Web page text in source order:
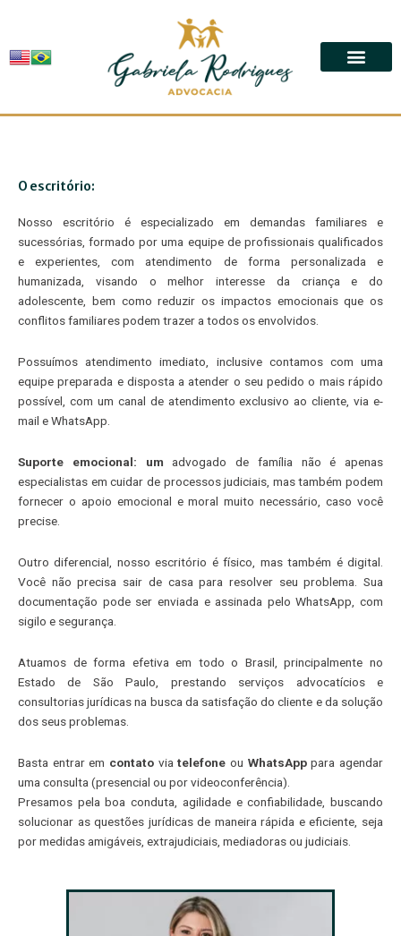
conteúdo
O escritório:
Nosso escritório é especializado em demandas familiares e
sucessórias, formado por uma equipe de profissionais qualificados
e experientes, com atendimento de forma personalizada e
humanizada, visando o melhor interesse da criança e do
adolescente, bem como reduzir os impactos emocionais que os
conflitos familiares podem trazer a todos os envolvidos.
Possuímos atendimento imediato, inclusive contamos com uma
equipe preparada e disposta a atender o seu pedido o mais rápido
possível, com um canal de atendimento exclusivo ao cliente, via e-
mail e WhatsApp.
Suporte emocional: um advogado de família não é apenas
especialistas em cuidar de processos judiciais, mas também podem
fornecer o apoio emocional e moral muito necessário, caso você
precise.
Outro diferencial, nosso escritório é físico, mas também é digital.
Você não precisa sair de casa para resolver seu problema. Sua
documentação pode ser enviada e assinada pelo WhatsApp, com
sigilo e segurança.
Atuamos de forma efetiva em todo o Brasil, principalmente no
Estado de São Paulo, prestando serviços advocatícios e
consultorias jurídicas na busca da satisfação do cliente e da solução
dos seus problemas.
Basta entrar em contato via telefone ou WhatsApppara agendar
uma consulta (presencial ou por videoconferência).
Presamos pela boa conduta, agilidade e confiabilidade, buscando
solucionar as questões jurídicas de maneira rápida e eficiente, seja
por medidas amigáveis, extrajudiciais, mediadoras ou judiciais.